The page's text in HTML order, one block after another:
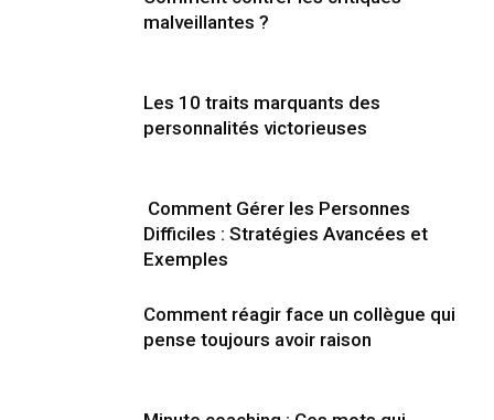
malveillantes ?
Les 10 traits marquants des
personnalités victorieuses
Comment Gérer les Personnes
Difficiles : Stratégies Avancées et
Exemples
Comment réagir face un collègue qui
pense toujours avoir raison